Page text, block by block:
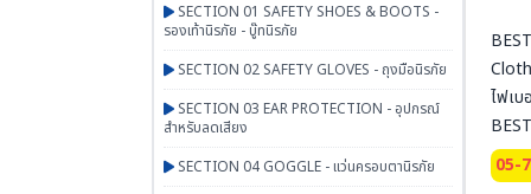
SECTION 01 SAFETY SHOES & BOOTS -
รองเท้านิรภัย - บู๊ทนิรภัย
SECTION 02 SAFETY GLOVES - ถุงมือนิรภัย
SECTION 03 EAR PROTECTION - อุปกรณ์
สำหรับลดเสียง
SECTION 04 GOGGLE - แว่นครอบตานิรภัย
ไฟเบ
05-